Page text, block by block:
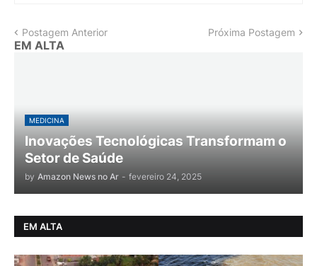
Postagem Anterior Próxima Postagem
EM ALTA
MEDICINA
Inovações Tecnológicas Transformam o
Setor de Saúde
by Amazon News no Ar - fevereiro 24, 2025
EM ALTA